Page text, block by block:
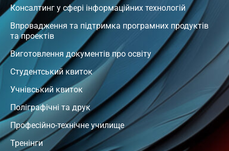
Консалтинг у сфері інформаційних технологій
Впровадження та підтримка програмних продуктів
та проектів
Виготовлення документів про освіту
Студентський квиток
Учнівський квиток
Поліграфічні та друк
Професійно-технічне училище
Тренінги